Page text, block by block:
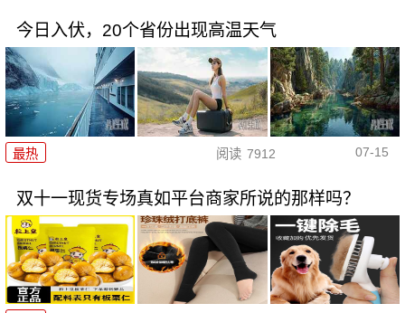
今日入伏，20个省份出现高温天气
最热 阅读 7912 07-15
双十一现货专场真如平台商家所说的那样吗？